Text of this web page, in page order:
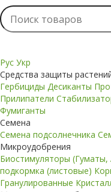
Рус Укр
Средства защиты
Гербициды Десиканты
Прилипатели
Фумиганты
Семена
Семена подсолнечника
Микроудобрения
Биостимуляторы
подкормка (листовые)
Гранулированные